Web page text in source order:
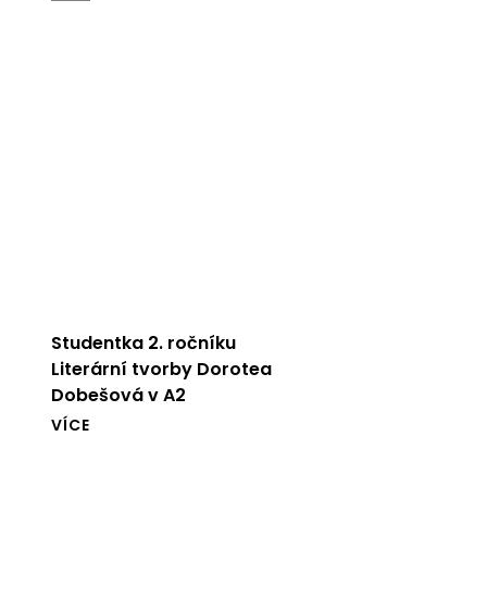
Studentka 2. ročníku
Literární tvorby Dorotea
Dobešová v A2
VÍCE